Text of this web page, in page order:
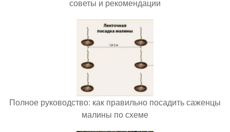
советы и рекомендации
Полное руководство: как правильно посадить саженцы
малины по схеме